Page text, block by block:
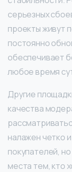
серьезных
проекты живут
постоянно
обеспечивает
любое время
Другие
качества
налажен четко
покупателей,
места тем, кто